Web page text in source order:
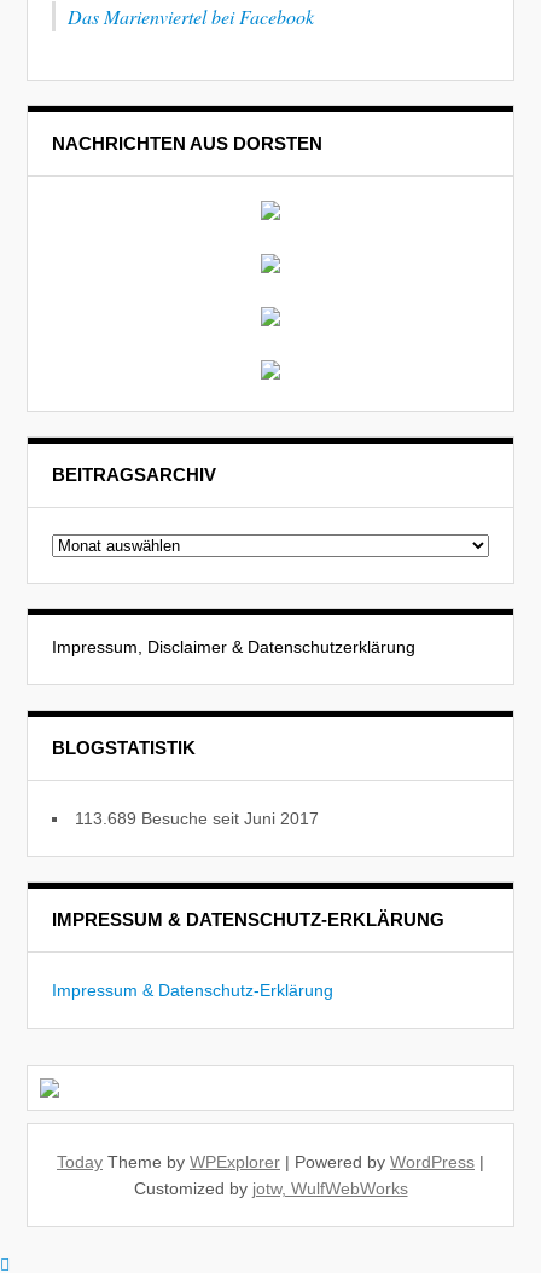
Das Marienviertel bei Facebook
NACHRICHTEN AUS DORSTEN
BEITRAGSARCHIV
Beitragsarchiv
Impressum, Disclaimer & Datenschutzerklärung
BLOGSTATISTIK
113.689 Besuche seit Juni 2017
IMPRESSUM & DATENSCHUTZ-ERKLÄRUNG
Impressum & Datenschutz-Erklärung
Today Theme by WPExplorer | Powered by WordPress |
Customized by jotw, WulfWebWorks